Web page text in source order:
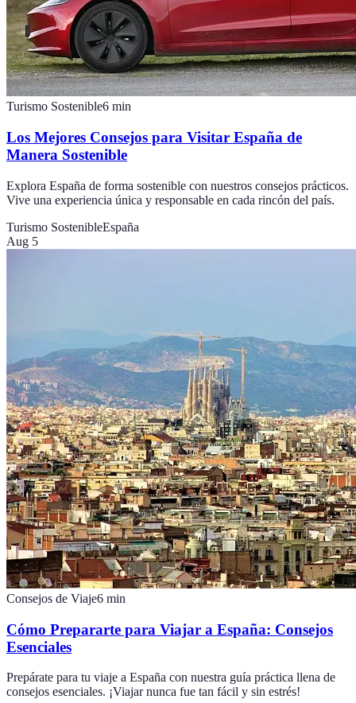
Turismo Sostenible6 min
Los Mejores Consejos para Visitar España de
Manera Sostenible
Explora España de forma sostenible con nuestros consejos prácticos.
Vive una experiencia única y responsable en cada rincón del país.
Turismo SostenibleEspaña
Aug 5
Consejos de Viaje6 min
Cómo Prepararte para Viajar a España: Consejos
Esenciales
Prepárate para tu viaje a España con nuestra guía práctica llena de
consejos esenciales. ¡Viajar nunca fue tan fácil y sin estrés!